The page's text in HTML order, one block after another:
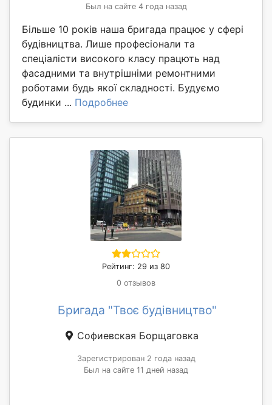
Был на сайте 4 года назад
Більше 10 років наша бригада працює у сфері
будівництва. Лише професіонали та
спеціалісти високого класу працють над
фасадними та внутрішніми ремонтними
роботами будь якої складності. Будуємо
будинки ... Подробнее
Рейтинг: 29 из 80
0 отзывов
Бригада "Твоє будівництво"
Софиевская Борщаговка
Зарегистрирован 2 года назад
Был на сайте 11 дней назад